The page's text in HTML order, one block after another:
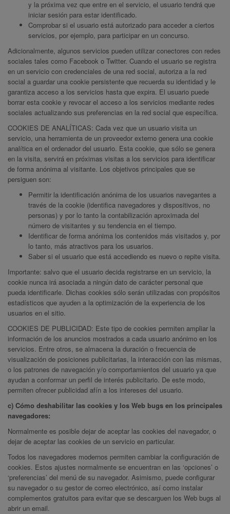
y la próxima vez que entre en el servicio, el usuario tendrá que
iniciar sesión para estar identificado.
Comprobar si el usuario está autorizado para acceder a ciertos
servicios, por ejemplo, para participar en un concurso.
Adicionalmente, algunos servicios pueden utilizar conectores con redes
sociales tales como Facebook o Twitter. Cuando el usuario se registra
en un servicio con credenciales de una red social, autoriza a la red
social a guardar una cookie persistente que recuerda su identidad y le
garantiza acceso a los servicios hasta que expira. El usuario puede
borrar esta cookie y revocar el acceso a los servicios mediante redes
sociales actualizando sus preferencias en la red social que específica.
COOKIES DE ANALÍTICAS: Cada vez que un usuario visita un
servicio, una herramienta de un proveedor externo genera una cookie
analítica en el ordenador del usuario. Esta cookie, que sólo se genera
en la visita, servirá en próximas visitas a los servicios para identificar
de forma anónima al visitante. Los objetivos principales que se
persiguen son:
Permitir la identificación anónima de los usuarios navegantes a
través de la cookie (identifica navegadores y dispositivos, no
personas) y por lo tanto la contabilización aproximada del
número de visitantes y su tendencia en el tiempo.
Identificar de forma anónima los contenidos más visitados y, por
lo tanto, más atractivos para los usuarios.
Saber si el usuario que está accediendo es nuevo o repite visita.
Importante: salvo que el usuario decida registrarse en un servicio, la
cookie nunca irá asociada a ningún dato de carácter personal que
pueda identificarle. Dichas cookies sólo serán utilizadas con propósitos
estadísticos que ayuden a la optimización de la experiencia de los
usuarios en el sitio.
COOKIES DE PUBLICIDAD: Este tipo de cookies permiten ampliar la
información de los anuncios mostrados a cada usuario anónimo en los
servicios. Entre otros, se almacena la duración o frecuencia de
visualización de posiciones publicitarias, la interacción con las mismas,
o los patrones de navegación y/o comportamientos del usuario ya que
ayudan a conformar un perfil de interés publicitario. De este modo,
permiten ofrecer publicidad afín a los intereses del usuario.
c) Cómo deshabilitar las cookies y los Web bugs en los principales
navegadores:
Normalmente es posible dejar de aceptar las cookies del navegador, o
dejar de aceptar las cookies de un servicio en particular.
Todos los navegadores modernos permiten cambiar la configuración de
cookies. Estos ajustes normalmente se encuentran en las ‘opciones’ o
‘preferencias’ del menú de su navegador. Asimismo, puede configurar
su navegador o su gestor de correo electrónico, así como instalar
complementos gratuitos para evitar que se descarguen los Web bugs al
abrir un email.